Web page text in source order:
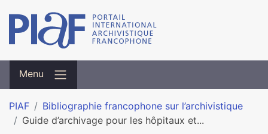
Menu
PIAF
Bibliographie francophone sur l’archivistique
Guide d’archivage pour les hôpitaux et...